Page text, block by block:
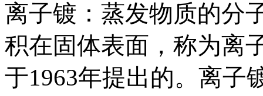
离子镀：蒸发物质的分
积在固体表面，称为离
于1963年提出的。离子